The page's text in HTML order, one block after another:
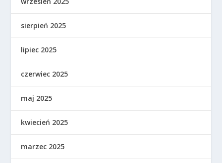
sierpień 2025
lipiec 2025
czerwiec 2025
maj 2025
kwiecień 2025
marzec 2025